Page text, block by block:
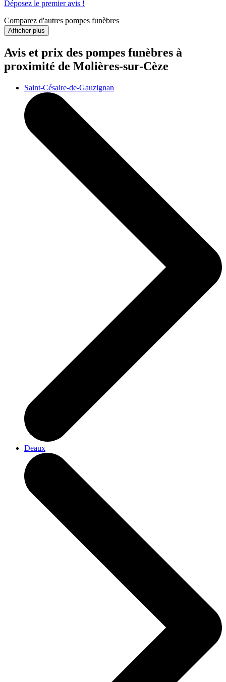
Déposez le premier avis !
Comparez d'autres pompes funèbres
Afficher plus
Avis et prix des pompes funèbres à
proximité de Molières-sur-Cèze
Saint-Césaire-de-Gauzignan
Deaux